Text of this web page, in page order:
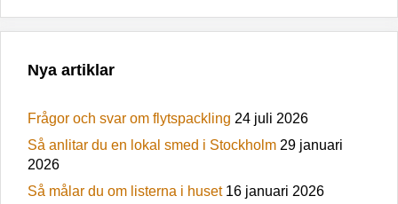
Nya artiklar
Frågor och svar om flytspackling 24 juli 2026
Så anlitar du en lokal smed i Stockholm 29 januari
2026
Så målar du om listerna i huset 16 januari 2026